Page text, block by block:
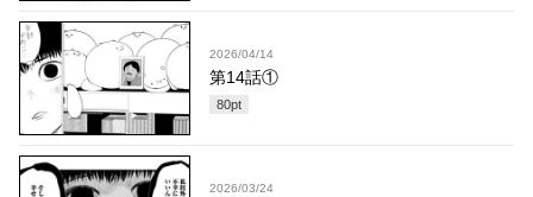
2026/04/14
第14話①
80pt
2026/03/24